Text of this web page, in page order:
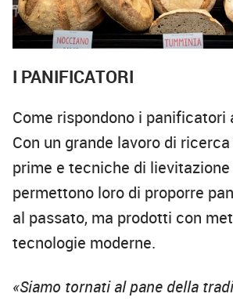
I PANIFICATORI
Come rispondono i panificatori
Con un grande lavoro di
prime e tecniche di
permettono loro di proporre
al passato, ma prodotti con
tecnologie moderne.
«Siamo tornati al pane della